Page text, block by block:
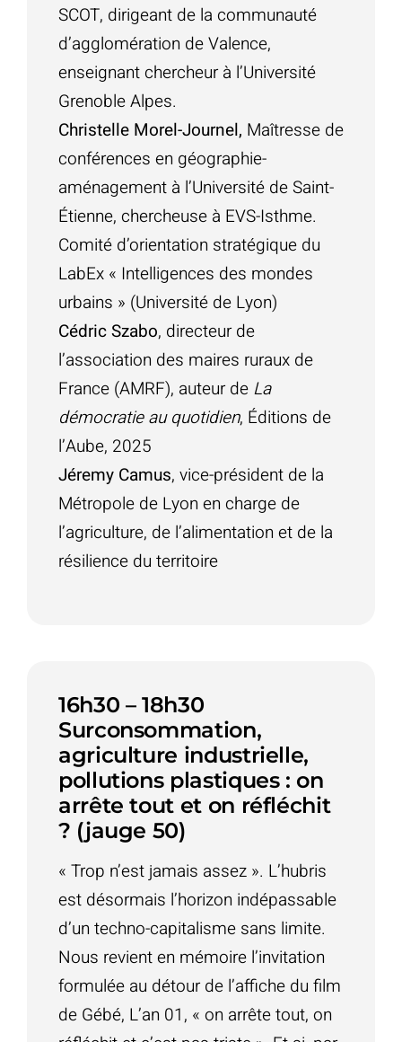
SCOT, dirigeant de la communauté
d’agglomération de Valence,
enseignant chercheur à l’Université
Grenoble Alpes.
Christelle Morel-Journel, Maîtresse de
conférences en géographie-
aménagement à l’Université de Saint-
Étienne, chercheuse à EVS-Isthme.
Comité d’orientation stratégique du
LabEx « Intelligences des mondes
urbains » (Université de Lyon)
Cédric Szabo, directeur de
l’association des maires ruraux de
France (AMRF), auteur de La
démocratie au quotidien, Éditions de
l’Aube, 2025
Jéremy Camus, vice-président de la
Métropole de Lyon en charge de
l’agriculture, de l’alimentation et de la
résilience du territoire
16h30 – 18h30
Surconsommation,
agriculture industrielle,
pollutions plastiques : on
arrête tout et on réfléchit
? (jauge 50)
« Trop n’est jamais assez ». L’hubris
est désormais l’horizon indépassable
d’un techno-capitalisme sans limite.
Nous revient en mémoire l’invitation
formulée au détour de l’affiche du film
de Gébé, L’an 01, « on arrête tout, on